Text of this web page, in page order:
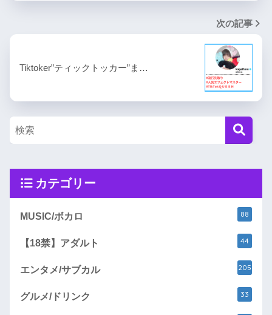
次の記事
Tiktoker”ティックトッカー”ま…
カテゴリー
MUSIC/ボカロ 88
【18禁】アダルト 44
エンタメ/サブカル 205
グルメ/ドリンク 33